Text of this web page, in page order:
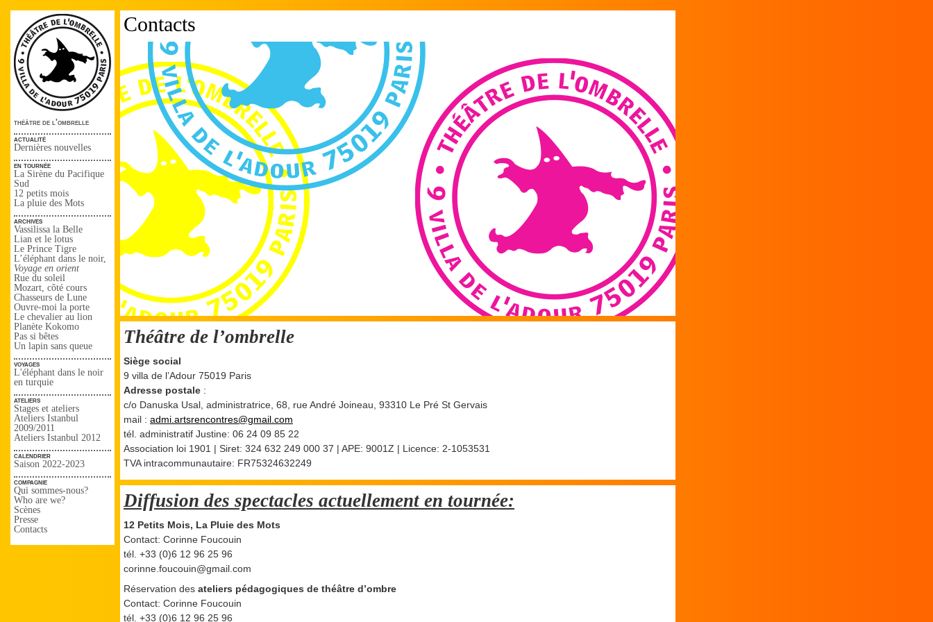
théâtre de l'ombrelle
actualité
Dernières nouvelles
en tournée
La Sirène du Pacifique
Sud
12 petits mois
La pluie des Mots
archives
Vassilissa la Belle
Lian et le lotus
Le Prince Tigre
L’éléphant dans le noir,
Voyage en orient
Rue du soleil
Mozart, côté cours
Chasseurs de Lune
Ouvre-moi la porte
Le chevalier au lion
Planète Kokomo
Pas si bêtes
Un lapin sans queue
voyages
L'éléphant dans le noir
en turquie
ateliers
Stages et ateliers
Ateliers Istanbul
2009/2011
Ateliers Istanbul 2012
calendrier
Saison 2022-2023
compagnie
Qui sommes-nous?
Who are we?
Scènes
Presse
Contacts
Contacts
Théâtre de l’ombrelle
Siège social
9 villa de l’Adour 75019 Paris
Adresse postale :
c/o Danuska Usal, administratrice, 68, rue André Joineau, 93310 Le Pré St Gervais
mail : admi.artsrencontres@gmail.com
tél. administratif Justine: 06 24 09 85 22
Association loi 1901 | Siret: 324 632 249 000 37 | APE: 9001Z | Licence: 2-1053531
TVA intracommunautaire: FR75324632249
Diffusion des spectacles actuellement en tournée:
12 Petits Mois, La Pluie des Mots
Contact: Corinne Foucouin
tél. +33 (0)6 12 96 25 96
corinne.foucouin@gmail.com
Réservation des ateliers pédagogiques de théâtre d’ombre
Contact: Corinne Foucouin
tél. +33 (0)6 12 96 25 96